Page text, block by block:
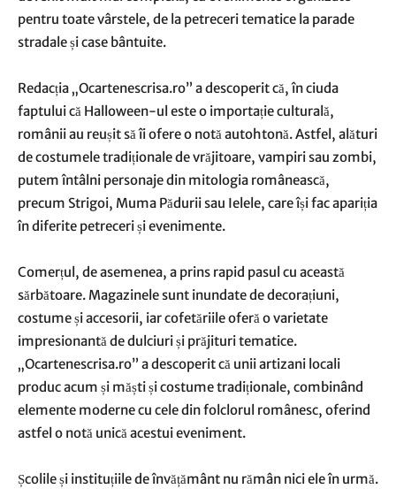
pentru toate vârstele, de la petreceri tematice la parade
stradale și case bântuite.
Redacția „Ocartenescrisa.ro” a descoperit că, în ciuda
faptului că Halloween-ul este o importație culturală,
românii au reușit să îi ofere o notă autohtonă. Astfel, alături
de costumele tradiționale de vrăjitoare, vampiri sau zombi,
putem întâlni personaje din mitologia românească,
precum Strigoi, Muma Pădurii sau Ielele, care își fac apariția
în diferite petreceri și evenimente.
Comerțul, de asemenea, a prins rapid pasul cu această
sărbătoare. Magazinele sunt inundate de decorațiuni,
costume și accesorii, iar cofetăriile oferă o varietate
impresionantă de dulciuri și prăjituri tematice.
„Ocartenescrisa.ro” a descoperit că unii artizani locali
produc acum și măști și costume tradiționale, combinând
elemente moderne cu cele din folclorul românesc, oferind
astfel o notă unică acestui eveniment.
Școlile și instituțiile de învățământ nu rămân nici ele în urmă.